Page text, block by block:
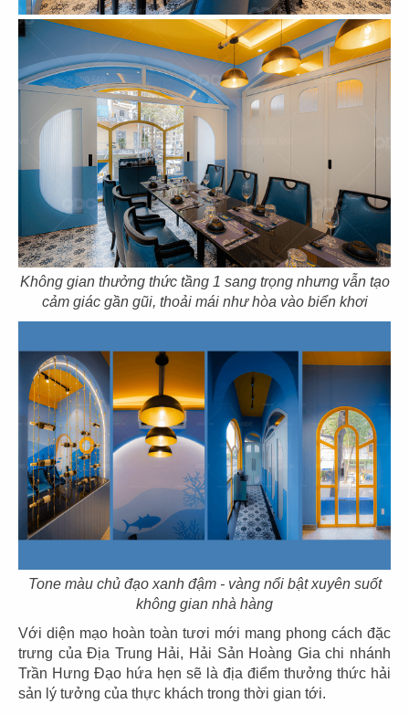
Không gian thưởng thức tầng 1 sang trọng nhưng vẫn tạo
cảm giác gần gũi, thoải mái như hòa vào biển khơi
Tone màu chủ đạo xanh đậm - vàng nổi bật xuyên suốt
không gian nhà hàng
Với diện mạo hoàn toàn tươi mới mang phong cách đặc
trưng của Địa Trung Hải, Hải Sản Hoàng Gia chi nhánh
Trần Hưng Đạo hứa hẹn sẽ là địa điểm thưởng thức hải
sản lý tưởng của thực khách trong thời gian tới.
127
LIÊN HOA BAKERY
CN Đà Lạt
128
MCQ FOODCOURT
CN Mirrabooka, Australia
129
FLORA HAVEN
CN San Jose - USA
130
HIRO SUSHI
CN Bến Tre
131
TOWA SUSHI
CN Long Xuyên
132
TOSHIRO
CN Tân Quy - Q.7
KIWAMI TÂN VINH NGUYÊN
CN Nguyễn Chí Thanh - Q.5